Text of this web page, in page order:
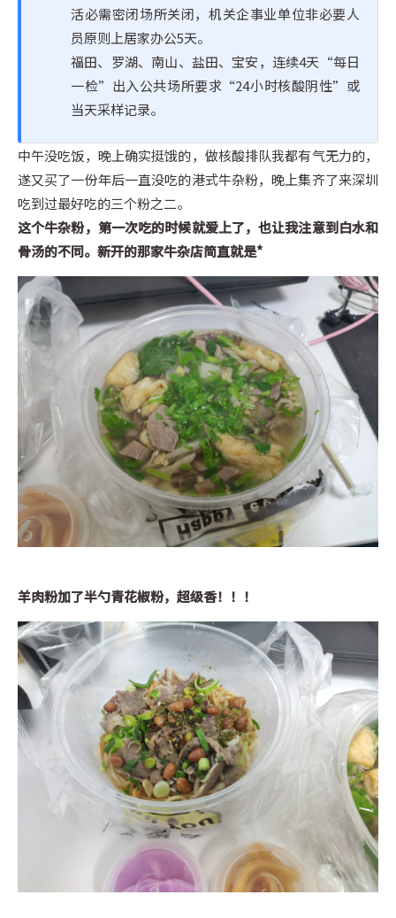
活必需密闭场所关闭，机关企事业单位非必要人
员原则上居家办公5天。
福田、罗湖、南山、盐田、宝安，连续4天“每日
一检”出入公共场所要求“24小时核酸阴性”或
当天采样记录。
中午没吃饭，晚上确实挺饿的，做核酸排队我都有气无力的，
遂又买了一份年后一直没吃的港式牛杂粉，晚上集齐了来深圳
吃到过最好吃的三个粉之二。
这个牛杂粉，第一次吃的时候就爱上了，也让我注意到白水和
骨汤的不同。新开的那家牛杂店简直就是*
羊肉粉加了半勺青花椒粉，超级香！！！